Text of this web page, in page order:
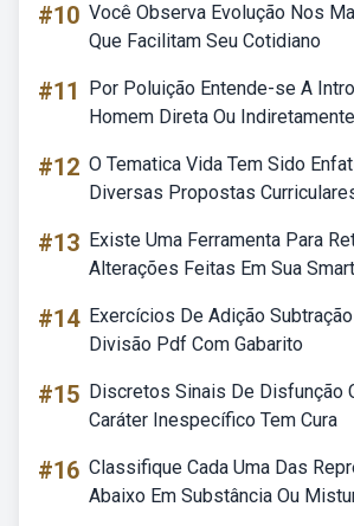
#10 Você Observa Evolução Nos
Que Facilitam Seu Cotidiano
#11
Por Poluição Entende-se A
Homem Direta Ou Indiretamente
#12 O Tematica Vida Tem Sido
Diversas Propostas
#13 Existe Uma Ferramenta Para
Alterações Feitas Em Sua
#14 Exercícios De Adição
Divisão Pdf Com Gabarito
#15 Discretos Sinais De Disfunção
Caráter Inespecífico Tem Cura
#16 Classifique Cada Uma Das
Abaixo Em Substância Ou